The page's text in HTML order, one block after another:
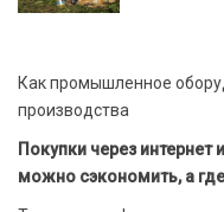
Как промышленное
производства
Покупки через
можно сэкономить, а